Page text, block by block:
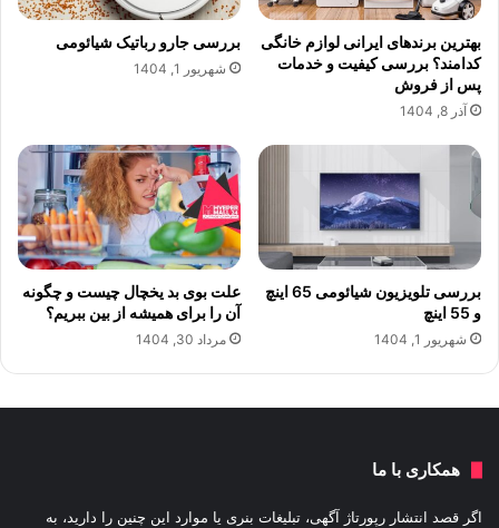
بهترین برندهای ایرانی لوازم خانگی
کدامند؟ بررسی کیفیت و خدمات
پس از فروش
آذر 8, 1404
بررسی جارو رباتیک شیائومی
شهریور 1, 1404
بررسی تلویزیون شیائومی 65 اینچ
و 55 اینچ
شهریور 1, 1404
علت بوی بد یخچال چیست و چگونه
آن را برای همیشه از بین ببریم؟
مرداد 30, 1404
همکاری با ما
اگر قصد انتشار رپورتاژ آگهی، تبلیغات بنری یا موارد این چنین را دارید، به